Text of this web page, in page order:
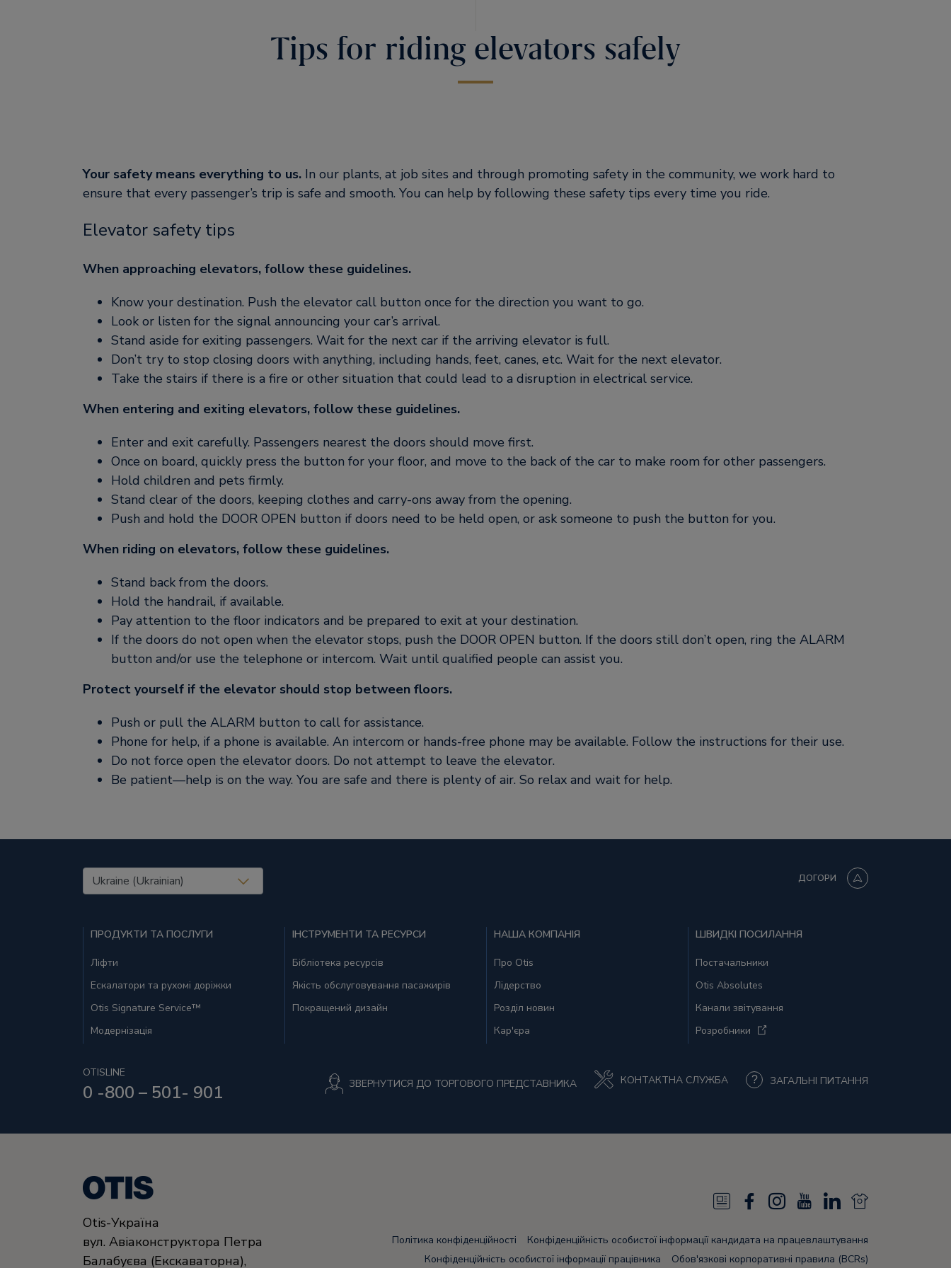
Tips for riding elevators safely
Your safety means everything to us. In our plants, at job sites and through promoting safety in the community, we work hard to
ensure that every passenger’s trip is safe and smooth. You can help by following these safety tips every time you ride.
Elevator safety tips
When approaching elevators, follow these guidelines.
Know your destination. Push the elevator call button once for the direction you want to go.
Look or listen for the signal announcing your car’s arrival.
Stand aside for exiting passengers. Wait for the next car if the arriving elevator is full.
Don’t try to stop closing doors with anything, including hands, feet, canes, etc. Wait for the next elevator.
Take the stairs if there is a fire or other situation that could lead to a disruption in electrical service.
When entering and exiting elevators, follow these guidelines.
Enter and exit carefully. Passengers nearest the doors should move first.
Once on board, quickly press the button for your floor, and move to the back of the car to make room for other passengers.
Hold children and pets firmly.
Stand clear of the doors, keeping clothes and carry-ons away from the opening.
Push and hold the DOOR OPEN button if doors need to be held open, or ask someone to push the button for you.
When riding on elevators, follow these guidelines.
Stand back from the doors.
Hold the handrail, if available.
Pay attention to the floor indicators and be prepared to exit at your destination.
If the doors do not open when the elevator stops, push the DOOR OPEN button. If the doors still don’t open, ring the ALARM
button and/or use the telephone or intercom. Wait until qualified people can assist you.
Protect yourself if the elevator should stop between floors.
Push or pull the ALARM button to call for assistance.
Phone for help, if a phone is available. An intercom or hands-free phone may be available. Follow the instructions for their use.
Do not force open the elevator doors. Do not attempt to leave the elevator.
Be patient—help is on the way. You are safe and there is plenty of air. So relax and wait for help.
United States (EN) ДОГОРИ
ПРОДУКТИ ТА ПОСЛУГИ
Ліфти
Ескалатори та рухомі доріжки
Otis Signature Service™
Модернізація
ІНСТРУМЕНТИ ТА РЕСУРСИ
Бібліотека ресурсів
Якість обслуговування пасажирів
Покращений дизайн
НАША КОМПАНІЯ
Про Otis
Лідерство
Розділ новин
Кар'єра
ШВИДКІ ПОСИЛАННЯ
Постачальники
Otis Absolutes
Канали звітування
Розробники
OTISLINE
0 -800 – 501- 901 ЗВЕРНУТИСЯ ДО ТОРГОВОГО ПРЕДСТАВНИКА КОНТАКТНА СЛУЖБА ЗАГАЛЬНІ ПИТАННЯ
Otis-Україна
вул. Авіаконструктора Петра
Балабуєва (Екскаваторна),
N
w
c
I
s
u
L
n
N
Політика конфіденційності
Конфіденційність особистої інформації кандидата на працевлаштування
Конфіденційність особистої інформації працівника
Обов'язкові корпоративні правила (BCRs)